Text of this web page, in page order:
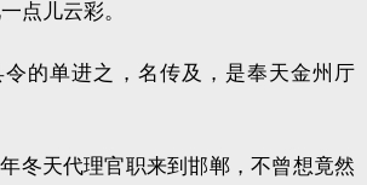
点儿云彩。
令的单进之，名传及，是奉天金州厅
冬天代理官职来到邯郸，不曾想竟然